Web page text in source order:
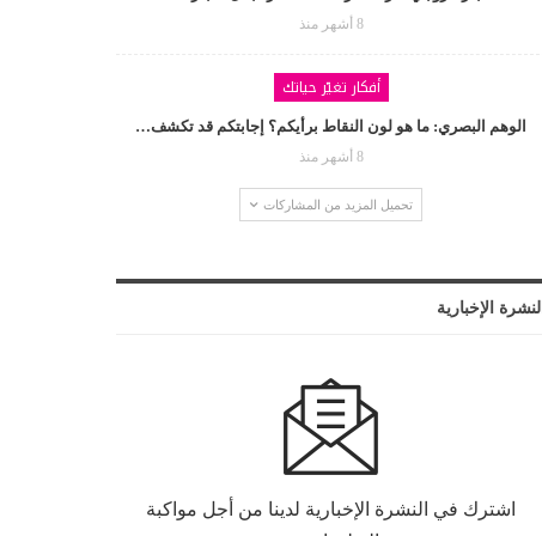
8 أشهر منذ
أفكار تغيّر حياتك
الوهم البصري: ما هو لون النقاط برأيكم؟ إجابتكم قد تكشف…
8 أشهر منذ
تحميل المزيد من المشاركات
النشرة الإخبارية
اشترك في النشرة الإخبارية لدينا من أجل مواكبة